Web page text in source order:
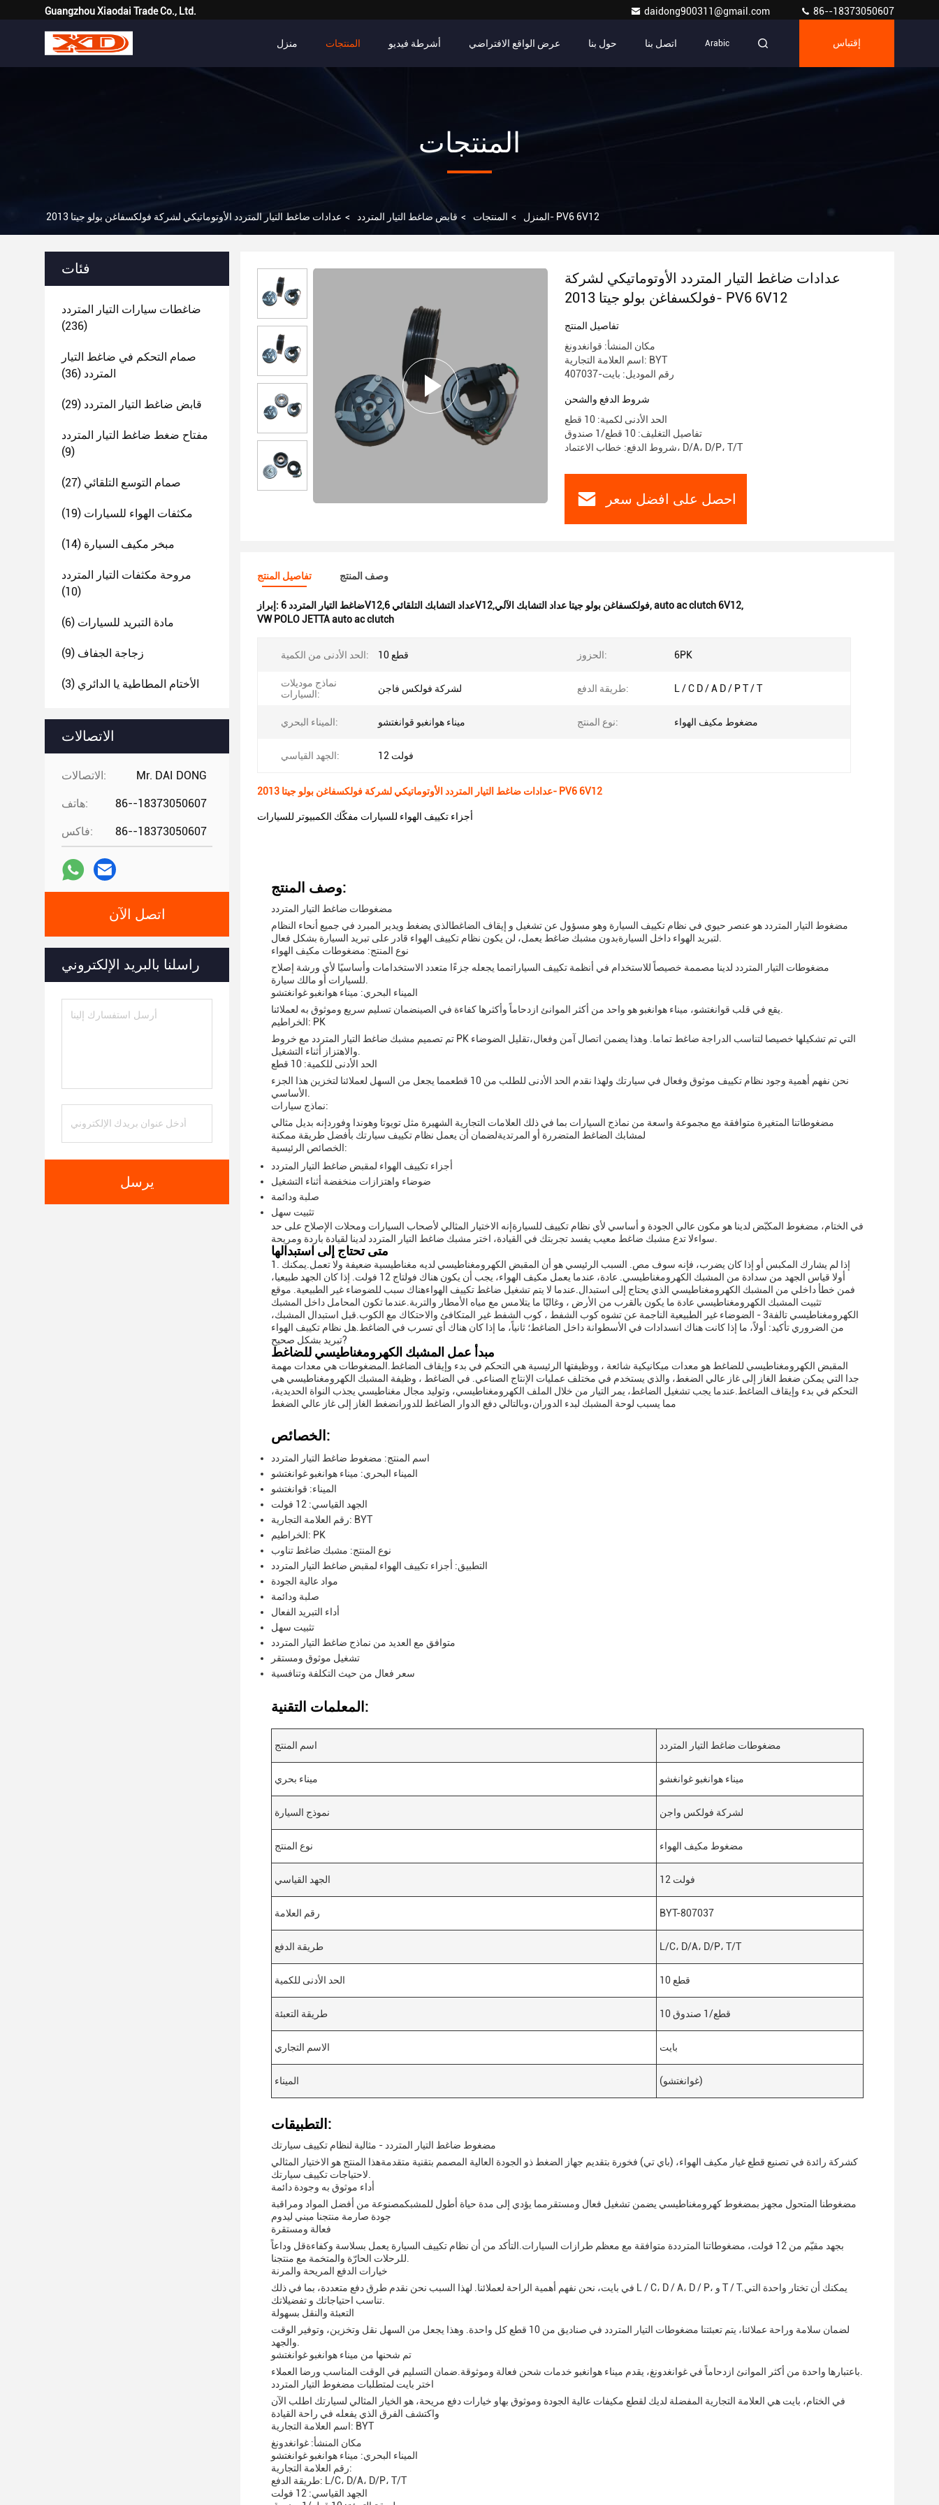
Guangzhou Xiaodai Trade Co., Ltd. daidong900311@gmail.com 86--18373050607
منزل المنتجات أشرطة فيديو عرض الواقع الافتراضي حول بنا اتصل بنا Arabic إقتباس
المنتجات
المنزل > المنتجات > قابض ضاغط التيار المتردد > عدادات ضاغط التيار المتردد الأوتوماتيكي لشركة فولكسفاغن بولو جيتا 2013- PV6 6V12
فئات
ضاغطات سيارات التيار المتردد
(236)
صمام التحكم في ضاغط التيار
المتردد (36)
قابض ضاغط التيار المتردد (29)
مفتاح ضغط ضاغط التيار المتردد
(9)
صمام التوسع التلقائي (27)
مكثفات الهواء للسيارات (19)
مبخر مكيف السيارة (14)
مروحة مكثفات التيار المتردد
(10)
مادة التبريد للسيارات (6)
زجاجة الجفاف (9)
الأختام المطاطية يا الدائري (3)
الاتصالات
الاتصالات: Mr. DAI DONG
هاتف: 86--18373050607
فاكس: 86--18373050607
اتصل الآن
راسلنا بالبريد الإلكتروني
يرسل
عدادات ضاغط التيار المتردد الأوتوماتيكي لشركة
فولكسفاغن بولو جيتا 2013- PV6 6V12
تفاصيل المنتج
مكان المنشأ: قوانغدونغ
اسم العلامة التجارية: BYT
رقم الموديل: بايت-407037
شروط الدفع والشحن
الحد الأدنى لكمية: 10 قطع
تفاصيل التغليف: 10 قطع/1 صندوق
شروط الدفع: خطاب الاعتماد، D/A، D/P، T/T
احصل على افضل سعر
تفاصيل المنتج وصف المنتج
إبراز: ضاغط التيار المتردد 6V12,عداد التشابك التلقائي 6V12,فولكسفاغن بولو جيتا عداد التشابك الآلي,auto ac clutch 6V12,
VW POLO JETTA auto ac clutch
الحد الأدنى من الكمية: 10 قطع الحزوز: 6PK
نماذج موديلات
السيارات:
لشركة فولكس فاجن طريقة الدفع: L / C D / A D / P T / T
الميناء البحري: ميناء هوانغبو قوانغتشو نوع المنتج: مضغوط مكيف الهواء
الجهد القياسي: 12 فولت
عدادات ضاغط التيار المتردد الأوتوماتيكي لشركة فولكسفاغن بولو جيتا 2013- PV6 6V12
أجزاء تكييف الهواء للسيارات مفكّك الكمبيوتر للسيارات
وصف المنتج:
مضغوطات ضاغط التيار المتردد
مضغوط التيار المتردد هو عنصر حيوي في نظام تكييف السيارة وهو مسؤول عن تشغيل و إيقاف الضاغطالذي يضغط ويدير المبرد في جميع أنحاء النظام
نوع المنتج: مضغوطات مكيف الهواء
مضغوطات التيار المتردد لدينا مصممة خصيصاً للاستخدام في أنظمة تكييف السياراتمما يجعله جزءًا متعدد الاستخدامات وأساسيًا لأي ورشة إصلاح
الميناء البحري: ميناء هوانغبو غوانغتشو
الخراطيم: PK
تم تصميم مشبك ضاغط التيار المتردد مع خروط PK التي تم تشكيلها خصيصا لتناسب الدراجة ضاغط تماما. وهذا يضمن اتصال آمن وفعال،تقليل الضوضاء
الحد الأدنى للكمية: 10 قطع
نحن نفهم أهمية وجود نظام تكييف موثوق وفعال في سيارتك ولهذا نقدم الحد الأدنى للطلب من 10 قطعمما يجعل من السهل لعملائنا لتخزين هذا الجزء
نماذج سيارات:
مضغوطاتنا المتغيرة متوافقة مع مجموعة واسعة من نماذج السيارات بما في ذلك العلامات التجارية الشهيرة مثل تويوتا وهوندا وفوردإنه بديل مثالي
لمشابك الضاغط المتضررة أو المرتديةلضمان أن يعمل نظام تكييف سيارتك بأفضل طريقة ممكنة
الخصائص الرئيسية:
أجزاء تكييف الهواء لمقبض ضاغط التيار المتردد
ضوضاء واهتزازات منخفضة أثناء التشغيل
صلبة ودائمة
تثبيت سهل
في الختام، مضغوط المكبّض لدينا هو مكون عالي الجودة و أساسي لأي نظام تكييف للسيارةإنه الاختيار المثالي لأصحاب السيارات ومحلات الإصلاح على حد
متى تحتاج إلى استبدالها
1. إذا لم يشارك المكبس أو إذا كان يضرب، فإنه سوف مص. السبب الرئيسي هو أن المقبض الكهرومغناطيسي لديه مغناطيسية ضعيفة ولا تعمل.يمكنك
أولا قياس الجهد من سدادة من المشبك الكهرومغناطيسي. عادة، عندما يعمل مكيف الهواء، يجب أن يكون هناك فولتاج 12 فولت. إذا كان الجهد طبيعيا،
فمن خطأ داخلي من المشبك الكهرومغناطيسي الذي يحتاج إلى استبدال.عندما لا يتم تشغيل ضاغط تكييف الهواءهناك سبب للضوضاء غير الطبيعية. موقع
تثبيت المشبك الكهرومغناطيسي عادة ما يكون بالقرب من الأرض ، وغالبًا ما يتلامس مع مياه الأمطار والتربة.عندما تكون المحامل داخل المشبك
الكهرومغناطيسي تالفة3 - الضوضاء غير الطبيعية الناجمة عن تشوه كوب الشفط ، كوب الشفط غير المتكافئ والاحتكاك مع الكوب.قبل استبدال المشبك،
من الضروري تأكيد: أولاً، ما إذا كانت هناك انسدادات في الأسطوانة داخل الضاغط؛ ثانياً، ما إذا كان هناك أي تسرب في الضاغط.هل نظام تكييف الهواء
تبريد بشكل صحيح?
مبدأ عمل المشبك الكهرومغناطيسي للضاغط
المقبض الكهرومغناطيسي للضاغط هو معدات ميكانيكية شائعة ، ووظيفتها الرئيسية هي التحكم في بدء وإيقاف الضاغط.المضغوطات هي معدات مهمة
جدا التي يمكن ضغط الغاز إلى غاز عالي الضغط، والذي يستخدم في مختلف عمليات الإنتاج الصناعي. في الضاغط ، وظيفة المشبك الكهرومغناطيسي هي
التحكم في بدء وإيقاف الضاغط.عندما يجب تشغيل الضاغط، يمر التيار من خلال الملف الكهرومغناطيسي، وتوليد مجال مغناطيسي يجذب النواة الحديدية،
مما يسبب لوحة المشبك لبدء الدوران،وبالتالي دفع الدوار الضاغط للدورانضغط الغاز إلى غاز عالي الضغط
الخصائص:
اسم المنتج: مضغوط ضاغط التيار المتردد
الميناء البحري: ميناء هوانغبو غوانغتشو
الميناء: قوانغتشو
الجهد القياسي: 12 فولت
رقم العلامة التجارية: BYT
الخراطيم: PK
نوع المنتج: مشبك ضاغط تناوب
التطبيق: أجزاء تكييف الهواء لمقبض ضاغط التيار المتردد
مواد عالية الجودة
صلبة ودائمة
أداء التبريد الفعال
تثبيت سهل
متوافق مع العديد من نماذج ضاغط التيار المتردد
تشغيل موثوق ومستقر
سعر فعال من حيث التكلفة وتنافسية
المعلمات التقنية:
اسم المنتج مضغوطات ضاغط التيار المتردد
ميناء بحري ميناء هوانغبو غوانغشو
نموذج السيارة لشركة فولكس واجن
نوع المنتج مضغوط مكيف الهواء
الجهد القياسي 12 فولت
رقم العلامة BYT-807037
طريقة الدفع L/C، D/A، D/P، T/T
الحد الأدنى للكمية 10 قطع
طريقة التعبئة 10 قطع/1 صندوق
الاسم التجاري بايت
الميناء (غوانغتشو)
التطبيقات:
مضغوط ضاغط التيار المتردد - مثالية لنظام تكييف سيارتك
كشركة رائدة في تصنيع قطع غيار مكيف الهواء، (باي تي) فخورة بتقديم جهاز الضغط ذو الجودة العالية المصمم بتقنية متقدمةهذا المنتج هو الاختيار المثالي
أداء موثوق به وجودة دائمة
مضغوطنا المتحول مجهز بمضغوط كهرومغناطيسي يضمن تشغيل فعال ومستقرمما يؤدي إلى مدة حياة أطول للمشبكمصنوعة من أفضل المواد ومراقبة
جودة صارمة منتجنا مبني ليدوم
فعالة ومستقرة
بجهد مقيّم من 12 فولت، مضغوطاتنا المترددة متوافقة مع معظم طرازات السيارات.التأكد من أن نظام تكييف السيارة يعمل بسلاسة وكفاءةقل وداعاً
خيارات الدفع المريحة والمرنة
في بايت، نحن نفهم أهمية الراحة لعملائنا. لهذا السبب نحن نقدم طرق دفع متعددة، بما في ذلك L / C، D / A، D / P، و T / T.يمكنك أن تختار واحدة التي
التعبئة والنقل بسهولة
لضمان سلامة وراحة عملائنا، يتم تعبئتنا مضغوطات التيار المتردد في صناديق من 10 قطع كل واحدة. وهذا يجعل من السهل نقل وتخزين، وتوفير الوقت
تم شحنها من ميناء هوانغبو غوانغتشو
اختر بايت لمتطلبات مضغوط التيار المتردد
في الختام، بايت هي العلامة التجارية المفضلة لديك لقطع مكيفات عالية الجودة وموثوق بهاو خيارات دفع مريحة، هو الخيار المثالي لسيارتك اطلب الآن
واكتشف الفرق الذي يفعله في راحة القيادة
اسم العلامة التجارية: BYT
مكان المنشأ: غوانغدونغ
الميناء البحري: ميناء هوانغبو غوانغتشو
رقم العلامة التجارية:
طريقة الدفع: L/C، D/A، D/P، T/T
الجهد القياسي: 12 فولت